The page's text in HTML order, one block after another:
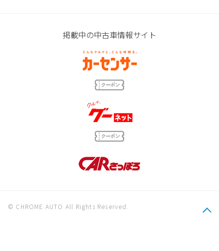
掲載中の中古車情報サイト
© CHROME AUTO All Rights Reserved.